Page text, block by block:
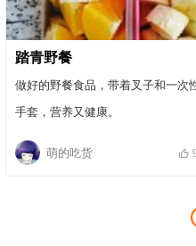
踏青野餐
做好的野餐食品，带着叉子和一次
手套，营养又健康。
萌的吃货